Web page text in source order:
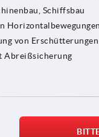
Schiffsbau
Horizontalbewegungen
von Erschütterungen
Abreißsicherung